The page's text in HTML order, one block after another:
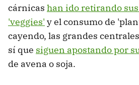
cárnicas han ido retirando
'veggies' y el consumo de
cayendo, las grandes
sí que siguen apostando por
de avena o soja.